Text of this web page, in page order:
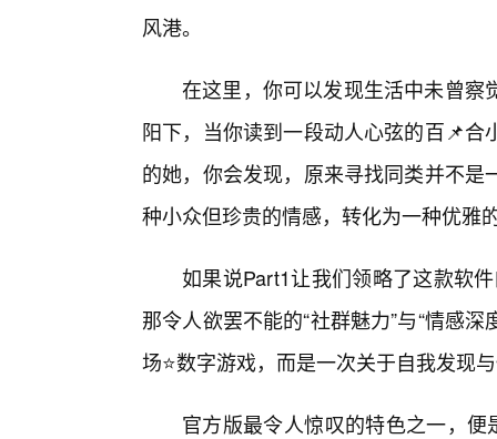
风港。
在这里，你可以发现生活中未曾察
阳下，当你读到一段动人心弦的百📌
的她，你会发现，原来寻找同类并不
种小众但珍贵的情感，转化为一种优雅
如果说Part1让我们领略了这款软
那令人欲罢不能的“社群魅力”与“情感
场⭐数字游戏，而是一次关于自我发现
官方版最令人惊叹的特色之一，便